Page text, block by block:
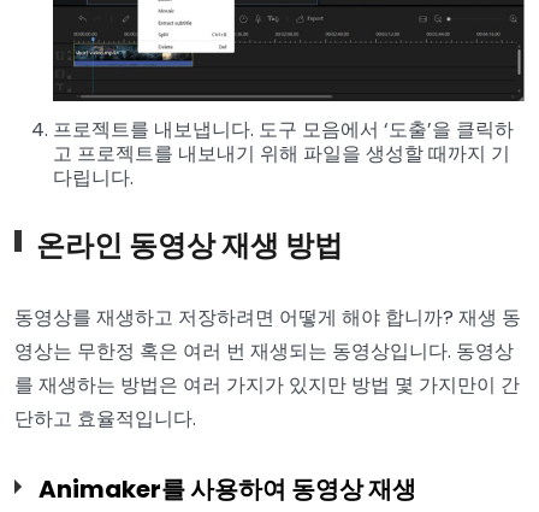
프로젝트를 내보냅니다. 도구 모음에서 ‘도출’을 클릭하
고 프로젝트를 내보내기 위해 파일을 생성할 때까지 기
다립니다.
온라인 동영상 재생 방법
동영상를 재생하고 저장하려면 어떻게 해야 합니까? 재생 동
영상는 무한정 혹은 여러 번 재생되는 동영상입니다. 동영상
를 재생하는 방법은 여러 가지가 있지만 방법 몇 가지만이 간
단하고 효율적입니다.
Animaker를 사용하여 동영상 재생